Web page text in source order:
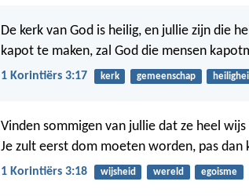
De kerk van God is heilig, en jullie zijn die
kapot te maken, zal God die mensen
1 Korintiërs 3:17 kerk gemeenschap
Vinden sommigen van jullie dat ze heel
Je zult eerst dom moeten worden, pas
1 Korintiërs 3:18 wijsheid wereld egoisme